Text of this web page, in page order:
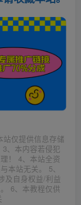
站仅提供信息存储
、本内容若侵犯
！ 4、本站全资
本站无关。 5、
及自身权益/利益
6、本教程仅供